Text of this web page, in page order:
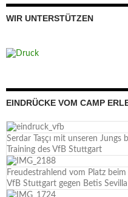
WIR UNTERSTÜTZEN
EINDRÜCKE VOM CAMP
Serdar Taşçı mit unseren Jungs
Training des VfB Stuttgart
Freudestrahlend vom Platz beim
VfB Stuttgart gegen Betis Sevilla